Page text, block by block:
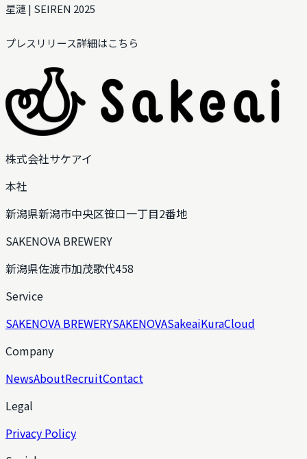
星漣 | SEIREN 2025
プレスリリース詳細はこちら
株式会社サケアイ
本社
新潟県新潟市中央区笹口一丁目2番地
SAKENOVA BREWERY
新潟県佐渡市加茂歌代458
Service
SAKENOVA BREWERYSAKENOVASakeaiKuraCloud
Company
NewsAboutRecruitContact
Legal
Privacy Policy